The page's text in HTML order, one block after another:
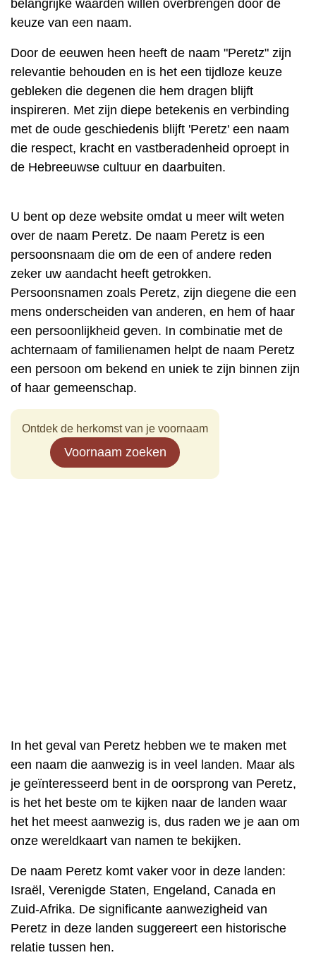
belangrijke waarden willen overbrengen door de
keuze van een naam.
Door de eeuwen heen heeft de naam "Peretz" zijn
relevantie behouden en is het een tijdloze keuze
gebleken die degenen die hem dragen blijft
inspireren. Met zijn diepe betekenis en verbinding
met de oude geschiedenis blijft 'Peretz' een naam
die respect, kracht en vastberadenheid oproept in
de Hebreeuwse cultuur en daarbuiten.
U bent op deze website omdat u meer wilt weten
over de naam Peretz. De naam Peretz is een
persoonsnaam die om de een of andere reden
zeker uw aandacht heeft getrokken.
Persoonsnamen zoals Peretz, zijn diegene die een
mens onderscheiden van anderen, en hem of haar
een persoonlijkheid geven. In combinatie met de
achternaam of familienamen helpt de naam Peretz
een persoon om bekend en uniek te zijn binnen zijn
of haar gemeenschap.
Ontdek de herkomst van je voornaam
Voornaam zoeken
In het geval van Peretz hebben we te maken met
een naam die aanwezig is in veel landen. Maar als
je geïnteresseerd bent in de oorsprong van Peretz,
is het het beste om te kijken naar de landen waar
het het meest aanwezig is, dus raden we je aan om
onze wereldkaart van namen te bekijken.
De naam Peretz komt vaker voor in deze landen:
Israël, Verenigde Staten, Engeland, Canada en
Zuid-Afrika. De significante aanwezigheid van
Peretz in deze landen suggereert een historische
relatie tussen hen.